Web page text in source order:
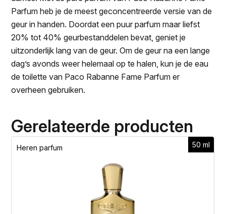
Parfum heb je de meest geconcentreerde versie van de
geur in handen. Doordat een puur parfum maar liefst
20% tot 40% geurbestanddelen bevat, geniet je
uitzonderlijk lang van de geur. Om de geur na een lange
dag’s avonds weer helemaal op te halen, kun je de eau
de toilette van Paco Rabanne Fame Parfum er
overheen gebruiken.
Gerelateerde producten
50 ml
Heren parfum